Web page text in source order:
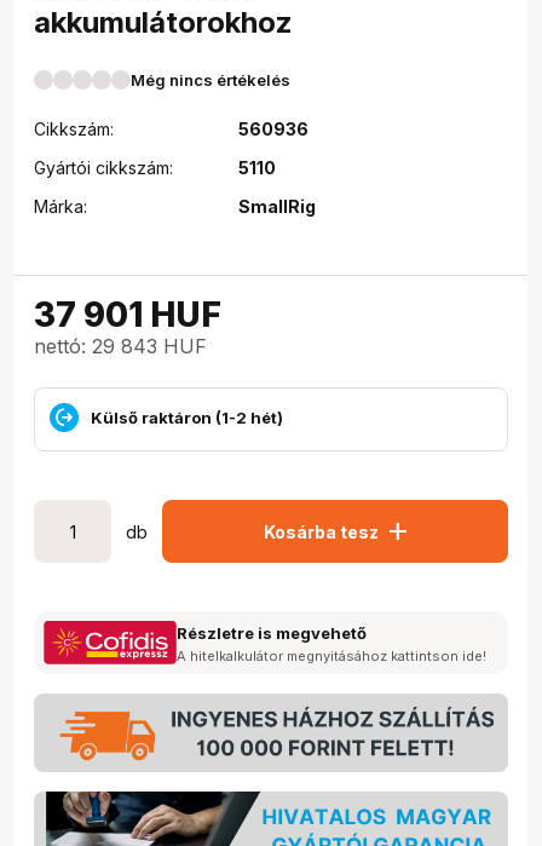
akkumulátorokhoz
Még nincs értékelés
Cikkszám:
560936
Gyártói cikkszám:
5110
Márka:
SmallRig
37 901 HUF
nettó: 29 843 HUF
Külső raktáron (1-2 hét)
db Kosárba tesz add
Részletre is megvehető
A hitelkalkulátor megnyitásához kattintson ide!